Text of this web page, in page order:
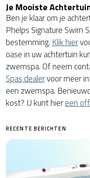
Je Mooiste
Ben je klaar om je
Phelps Signature Swim
bestemming. Klik hier
oase in uw achtertuin
zwemspa. Of neem
Spas dealervoor meer
een zwemspa.
kost? U kunt hiereen
RECENTE BERICHTEN